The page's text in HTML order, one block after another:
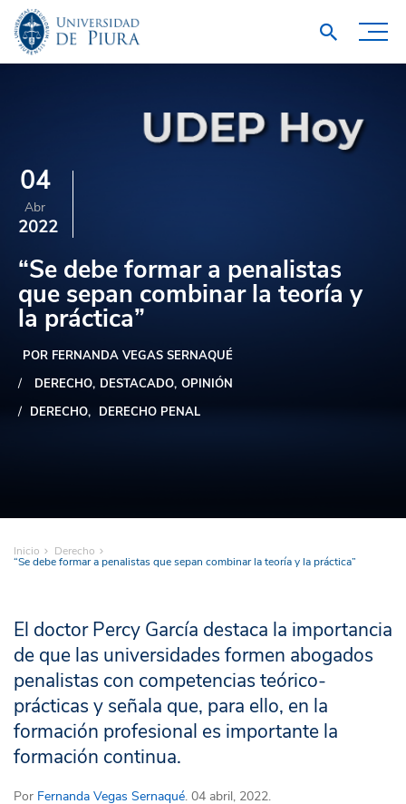
04
Abr
2022
“Se debe formar a penalistas
que sepan combinar la teoría y
la práctica”
POR FERNANDA VEGAS SERNAQUÉ
DERECHO DESTACADO OPINIÓN
DERECHO
DERECHO PENAL
Inicio Derecho
“Se debe formar a penalistas que sepan combinar la teoría y la práctica”
El doctor Percy García destaca la importancia
de que las universidades formen abogados
penalistas con competencias teórico-
prácticas y señala que, para ello, en la
formación profesional es importante la
formación continua.
Por Fernanda Vegas Sernaqué. 04 abril, 2022.